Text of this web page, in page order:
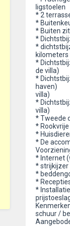
ligstoelen
* 2
*
* Buiten
*
*
kilometers
*
de villa)
*
haven)
villa)
*
villa)
* Tweede
*
*
* De
* Internet
* strijkijzer
*
*
*
schuur /